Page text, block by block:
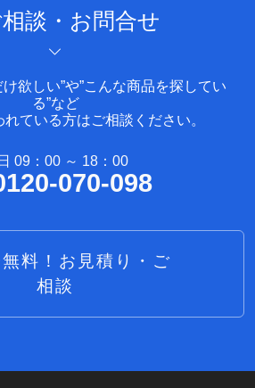
談・お問合せ
欲しい”や”こんな商品を探してい
る”など
ている方はご相談ください。
09：00 ～ 18：00
070-098
料！お見積り・ご
相談